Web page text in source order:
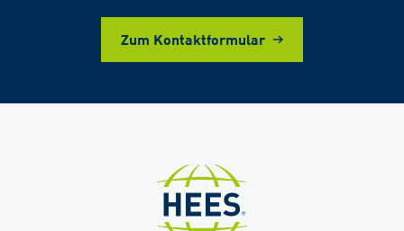
Zum Kontaktformular